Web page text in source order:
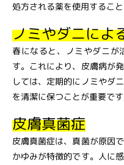
処方される薬を使用すること
ノミやダニによ
春になると、ノミやダニが
す。これにより、皮膚病が
しては、定期的にノミやダ
を清潔に保つことが重要です
皮膚真菌症
皮膚真菌症は、真菌が原因
かゆみが特徴的です。人に